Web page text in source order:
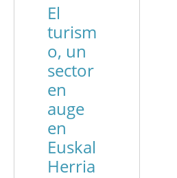
El
turism
o, un
sector
en
auge
en
Euskal
Herria